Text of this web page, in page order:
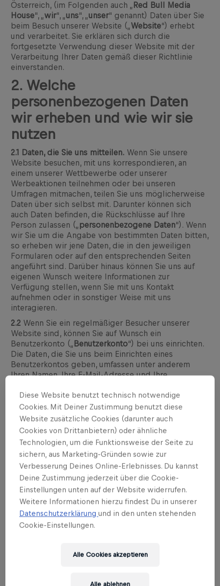
Österreich, (im Folgenden auch „ Red Bull Media
House“, „wir“, „uns“, „unser“ genannt) Daten über Sie
beim Besuch unserer Website („Website“) erhebt
und verarbeitet. Sie erklären sich durch die
fortgesetzte Verwendung dieser Website mit der
Verarbeitung Ihrer Daten gemäß dieser Richtlinie
einverstanden.
2. Welche
personenbezogenen Daten
wir erheben und wie wir sie
nutzen
2.1 Daten, die Sie uns mitteilen. Wenn Sie unsere
Website besuchen, mit uns korrespondieren, an
einem unserer Wettbewerbe oder unserer
Werbeaktionen teilnehmen oder bei unseren
Umfragen mitmachen, teilen Sie uns möglicherweise
Daten über sich selbst mit. Darunter können sich
auch Daten befinden, die Rückschlüsse auf Ihre
Person zulassen („ personenbezogene Daten“). Wenn
wir Sie um die Angabe von bestimmten Daten bitten,
so erheben wir jene Daten, die in den jeweiligen
Formularen oder auf den entsprechenden Seiten
angeführt sind. Darüber hinaus können Sie uns auf
eigenen Wunsch weitere Informationen zur
Verfügung stellen, wenn Sie mit uns Kontakt
aufnehmen oder in sonstiger Weise mit uns
interagieren.
2.2 Wenn Sie ein regelmäßiger Besucher unserer
Website sind, können Sie auf Wunsch ein
Benutzerkonto („ Benutzerkonto“) bei uns einrichten.
Die Daten, die Sie uns beim Einrichten eines
Benutzerkontos geben, umfassen unter anderem
Ihren Namen, Ihre E-Mail-Adresse und Ihre
Benutzerkonto bei uns zu haben, erhalten Sie auch
ein individuelles Passwort, welches es Ihnen
ermöglicht, auf Ihr Konto zuzugreifen.
2.3Wenn Sie sich dazu entschließen sollten, Spiele,
Apps oder sonstige Waren oder Services auf unserer
Website zu erwerben, so erheben wir zusätzlich Ihre
Lieferadresse, Ihre Rechnungsadresse sowie
Angaben zur Bezahlung. Bitte nehmen Sie zur
Kenntnis, dass Ihre Zahlungsdaten nicht von uns
gespeichert werden; dies geschieht durch einen
externen Zahlungsdienstleister. Wenn Sie sich dazu
entscheiden sollten, einen unserer Newsletter zu
abonnieren, so erheben wir Ihren Namen, Ihre E-Mail-
Die personenbezogenen Daten, die Sie uns zur
Verfügung stellen, werden für den Zweck verwendet,
über die Website zu ermöglichen. Des Weiteren
Diese Website benutzt technisch notwendige
Cookies. Mit Deiner Zustimmung benutzt diese
Website zusätzliche Cookies (darunter auch
Cookies von Drittanbietern) oder ähnliche
Technologien, um die Funktionsweise der Seite zu
sichern, aus Marketing-Gründen sowie zur
Verbesserung Deines Online-Erlebnisses. Du kannst
Deine Zustimmung jederzeit über die Cookie-
Einstellungen unten auf der Website widerrufen.
Weitere Informationen hierzu findest Du in unserer
Datenschutzerklärungund in den unten stehenden
Cookie-Einstellungen.
Alle ablehnen
Alle Cookies akzeptieren